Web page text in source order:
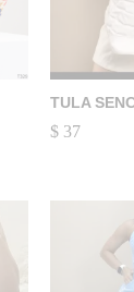
TULA
$ 37